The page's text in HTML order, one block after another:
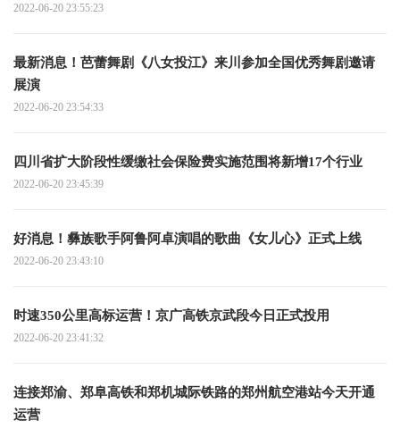
2022-06-20 23:55:23
最新消息！芭蕾舞剧《八女投江》来川参加全国优秀舞剧邀请
展演
2022-06-20 23:54:33
四川省扩大阶段性缓缴社会保险费实施范围将新增17个行业
2022-06-20 23:45:39
好消息！彝族歌手阿鲁阿卓演唱的歌曲《女儿心》正式上线
2022-06-20 23:43:10
时速350公里高标运营！京广高铁京武段今日正式投用
2022-06-20 23:41:32
连接郑渝、郑阜高铁和郑机城际铁路的郑州航空港站今天开通
运营